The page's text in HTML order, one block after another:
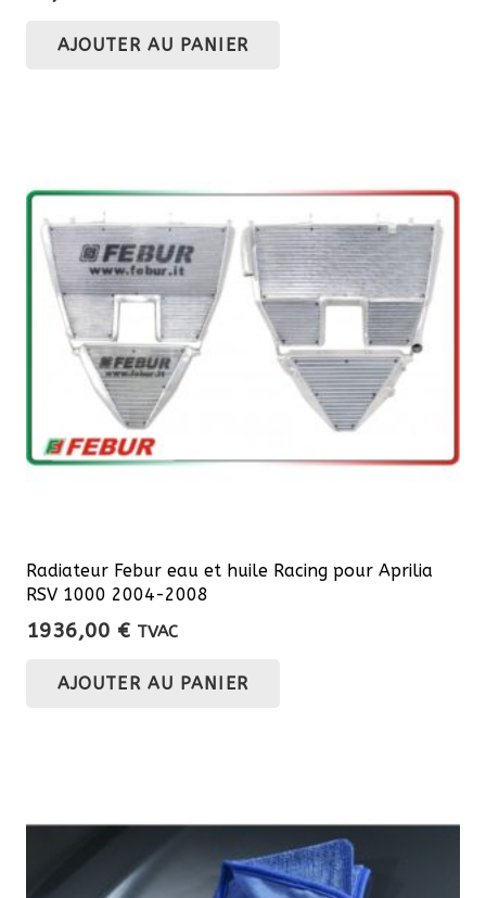
AJOUTER AU PANIER
Radiateur Febur eau et huile Racing pour Aprilia
RSV 1000 2004-2008
1936,00 € TVAC
AJOUTER AU PANIER